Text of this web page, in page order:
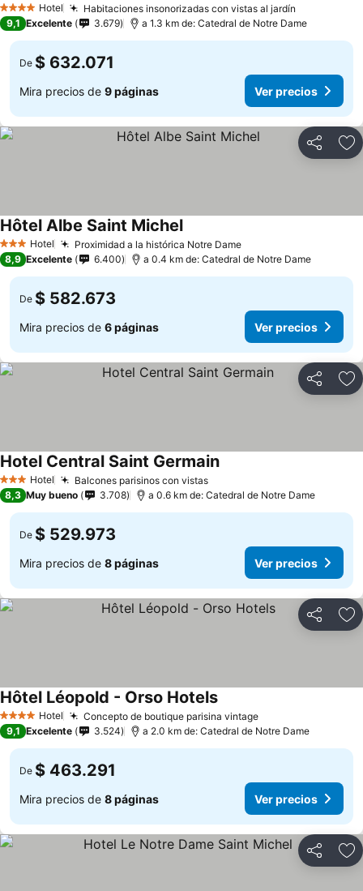
4 EstrellasHotel Habitaciones insonorizadas con vistas al jardín
9,1 Excelente 3.679 a 1.3 km de: Catedral de Notre Dame
De $ 632.071
Mira precios de 9 páginas Ver precios
Compartir
3 Estrellas
Hotel Proximidad a la histórica Notre DameVer precios
Hôtel Albe Saint MichelVer precios
8,9 Excelente 6.400 a 0.4 km de: Catedral de Notre Dame
De $ 582.673
Mira precios de 6 páginas Ver precios
Compartir
3 Estrellas
Hotel Balcones parisinos con vistasVer precios
Hotel Central Saint GermainVer precios
8,3 Muy bueno 3.708 a 0.6 km de: Catedral de Notre Dame
De $ 529.973
Mira precios de 8 páginas Ver precios
Compartir
4 EstrellasHotel Concepto de boutique parisina vintageVer precios
Hôtel Léopold - Orso HotelsVer precios
9,1 Excelente 3.524 a 2.0 km de: Catedral de Notre Dame
De $ 463.291
Mira precios de 8 páginas Ver precios
Compartir